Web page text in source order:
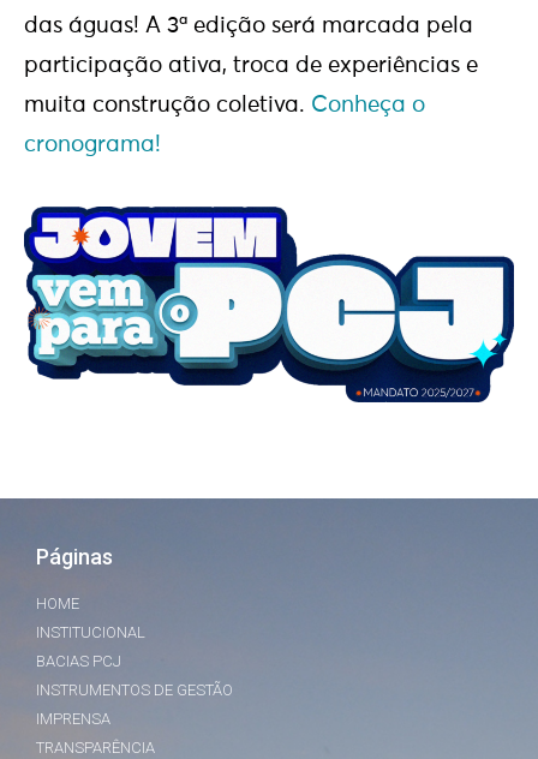
das águas! A 3ª edição será marcada pela
participação ativa, troca de experiências e
muita construção coletiva. Conheça o
cronograma!
Páginas
HOME
INSTITUCIONAL
BACIAS PCJ
INSTRUMENTOS DE GESTÃO
IMPRENSA
TRANSPARÊNCIA